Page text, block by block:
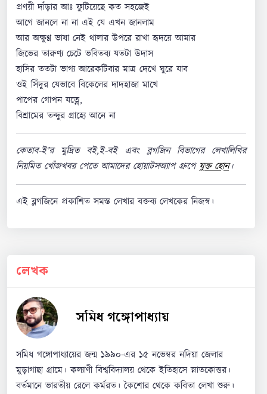
প্রণয়ী দাঁড়ার আঃ ফুটিয়েছে কত সহজেই
আগে জানলে না না এই যে এখন জানলাম
আর অক্ষুণ্ণ ভাষা নেই থালার উপরে রাখা হৃদয়ে আমার
জিভের তারুণ্য চেটে ভবিতব্য যতটা উদাস
হাসির ততটা ভাগ্য আরেকটিবার মাত্র দেখে ঘুরে যাব
ওই সিঁদুর যেভাবে বিকেলের দাদহাজা মাখে
পাপের গোপন যত্নে,
বিশ্রামের তন্দুর গ্রাহ্যে আনে না
কেতাব-ই’র মুদ্রিত বই,ই-বই এবং ব্লগজিন বিভাগের লেখালিখির
নিয়মিত খোঁজখবর পেতে আমাদের হোয়াটসঅ্যাপ গ্রুপেযুক্ত হোন।
এই ব্লগজিনে প্রকাশিত সমস্ত লেখার বক্তব্য লেখকের নিজস্ব।
লেখক
সমিধ গঙ্গোপাধ্যায়
সমিধ গঙ্গোপাধ্যায়ের জন্ম ১৯৯০-এর ১৫ নভেম্বর নদিয়া জেলার
মুড়াগাছা গ্রামে। কল্যাণী বিশ্ববিদ্যালয় থেকে ইতিহাসে স্নাতকোত্তর।
বর্তমানে ভারতীয় রেলে কর্মরত। কৈশোর থেকে কবিতা লেখা শুরু।